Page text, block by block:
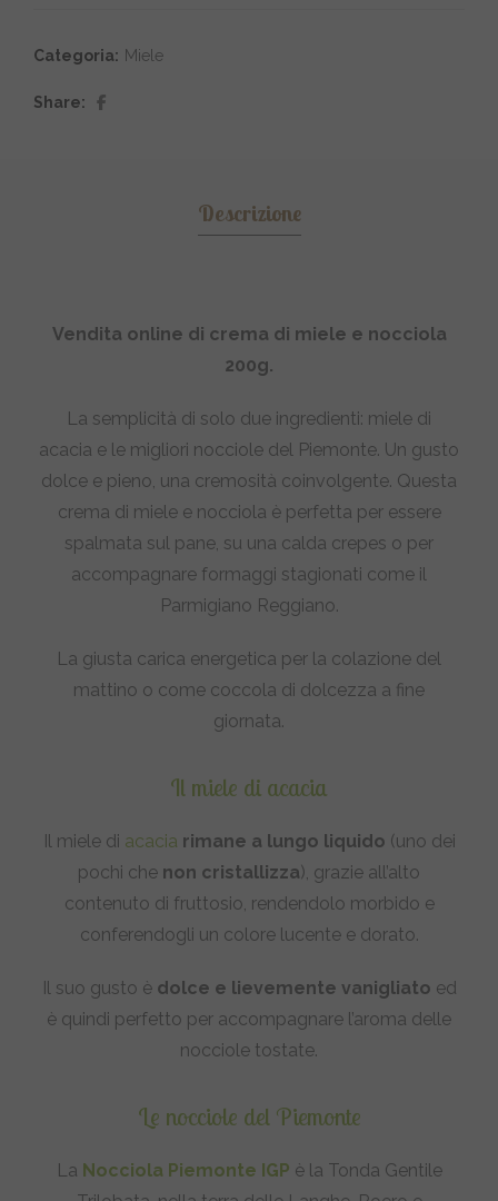
Categoria: Miele
Share
Descrizione
Vendita online di crema di miele e nocciola
200g.
La semplicità di solo due ingredienti: miele di
acacia e le migliori nocciole del Piemonte. Un gusto
dolce e pieno, una cremosità coinvolgente. Questa
crema di miele e nocciola è perfetta per essere
spalmata sul pane, su una calda crepes o per
accompagnare formaggi stagionati come il
Parmigiano Reggiano.
La giusta carica energetica per la colazione del
mattino o come coccola di dolcezza a fine
giornata.
Il miele di acacia
Il miele di acacia rimane a lungo liquido (uno dei
pochi che non cristallizza), grazie all’alto
contenuto di fruttosio, rendendolo morbido e
conferendogli un colore lucente e dorato.
Il suo gusto è dolce e lievemente vanigliato ed
è quindi perfetto per accompagnare l’aroma delle
nocciole tostate.
Le nocciole del Piemonte
La Nocciola Piemonte IGP è la Tonda Gentile